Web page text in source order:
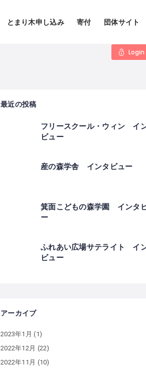
とまり木申し込み 寄付 団体サイト
Login
最近の投稿
フリースクール・ウィン イ
ビュー
産の森学舎 インタビュー
箕面こどもの森学園 インタ
ー
ふれあい広場サテライト イ
ビュー
アーカイブ
2023年1月 (1)
2022年12月 (22)
2022年11月 (10)